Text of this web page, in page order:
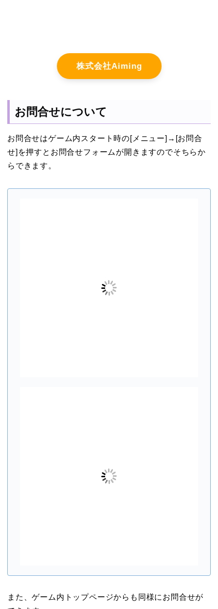
株式会社Aiming
お問合せについて
お問合せはゲーム内スタート時の[メニュー]→[お問合
せ]を押すとお問合せフォームが開きますのでそちらか
らできます。
また、ゲーム内トップページからも同様にお問合せが